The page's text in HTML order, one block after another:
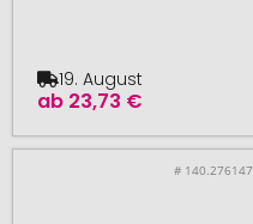
ab 23,73 €
19. August
# 140.276147